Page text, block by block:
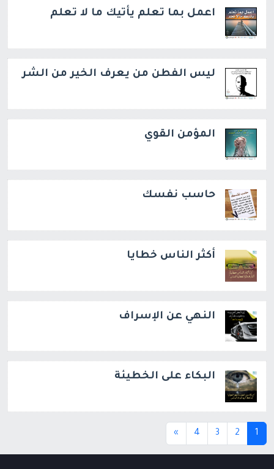
اعمل بما تعلم يأتيك ما لا تعلم
ليس الفطن من يعرف الخير من الشر
المؤمن القوي
حاسب نفسك
أكثر الناس خطايا
النهي عن الإسراف
البكاء على الخطيئة
1
(current)
2
3
4
»